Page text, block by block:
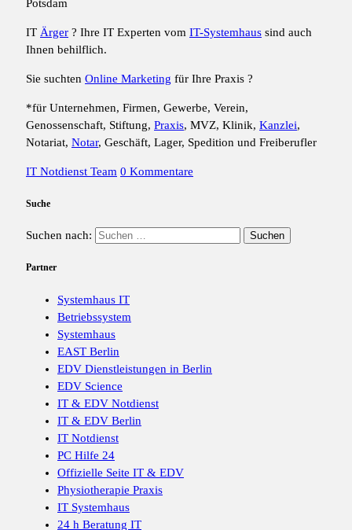
Potsdam
IT Ärger ? Ihre IT Experten vom IT-Systemhaus sind auch
Ihnen behilflich.
Sie suchten Online Marketing für Ihre Praxis ?
*für Unternehmen, Firmen, Gewerbe, Verein,
Genossenschaft, Stiftung, Praxis, MVZ, Klinik, Kanzlei,
Notariat, Notar, Geschäft, Lager, Spedition und Freiberufler
IT Notdienst Team 0 Kommentare
Suche
Suchen nach:
Partner
Systemhaus IT
Betriebssystem
Systemhaus
EAST Berlin
EDV Dienstleistungen in Berlin
EDV Science
IT & EDV Notdienst
IT & EDV Berlin
IT Notdienst
PC Hilfe 24
Offizielle Seite IT & EDV
Physiotherapie Praxis
IT Systemhaus
24 h Beratung IT